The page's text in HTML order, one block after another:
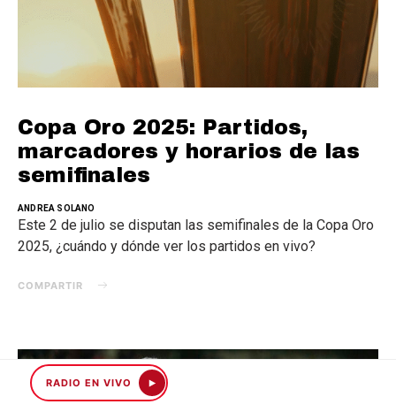
RADIO EN VIVO
Copa Oro 2025: Partidos,
marcadores y horarios de las
semifinales
ANDREA SOLANO
Este 2 de julio se disputan las semifinales de la Copa Oro
2025, ¿cuándo y dónde ver los partidos en vivo?
COMPARTIR